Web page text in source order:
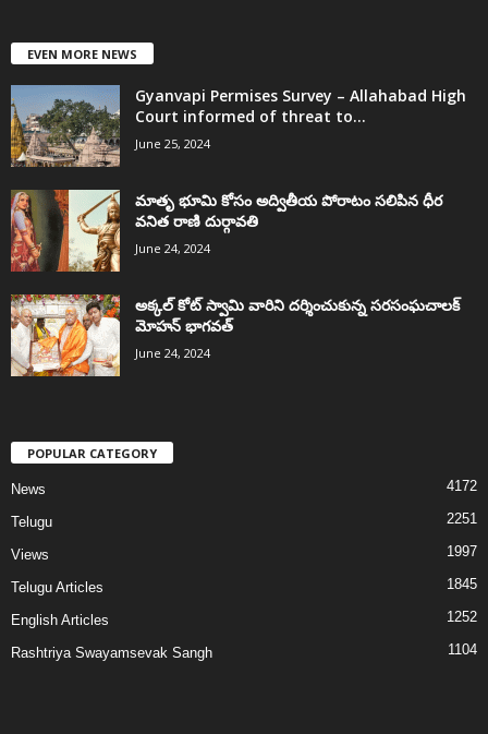
EVEN MORE NEWS
Gyanvapi Permises Survey – Allahabad High
Court informed of threat to...
June 25, 2024
మాతృ భూమి కోసం అద్వితీయ పోరాటం సలిపిన ధీర
వనిత రాణి దుర్గావతి
June 24, 2024
అక్కల్‌ కోట్‌ స్వామి వారిని దర్శించుకున్న సరసంఘచాలక్
మోహన్ భాగవత్
June 24, 2024
POPULAR CATEGORY
News 4172
Telugu 2251
Views 1997
Telugu Articles 1845
English Articles 1252
Rashtriya Swayamsevak Sangh 1104